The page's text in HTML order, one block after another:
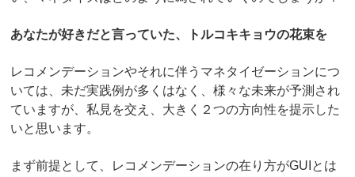
あなたが好きだと言っていた、トルコキキョウの花束を
レコメンデーションやそれに伴うマネタイゼーションにつ
いては、未だ実践例が多くはなく、様々な未来が予測され
ていますが、私見を交え、大きく２つの方向性を提示した
いと思います。
まず前提として、レコメンデーションの在り方がGUIとは